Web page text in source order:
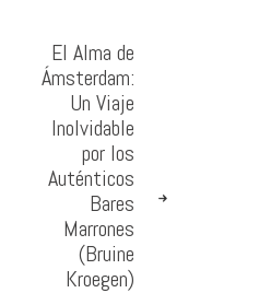
El Alma de
Ámsterdam:
Un Viaje
Inolvidable
por los
Auténticos
Bares
Marrones
(Bruine
Kroegen)